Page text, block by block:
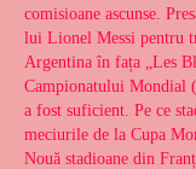
comisioane ascunse.
lui Lionel Messi pentru
Argentina în fața „Les
Campionatului Mondial
a fost suficient. Pe ce
meciurile de la Cupa
Nouă stadioane din